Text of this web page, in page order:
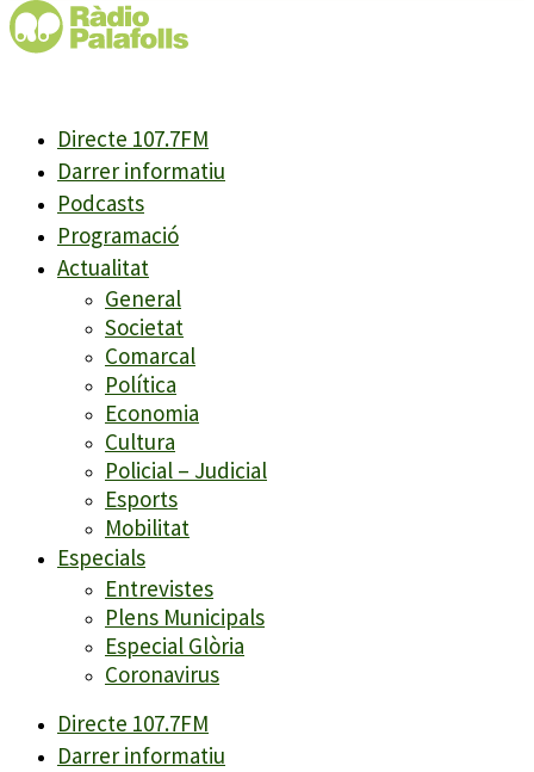
Directe 107.7FM
Darrer informatiu
Podcasts
Programació
Actualitat
General
Societat
Comarcal
Política
Economia
Cultura
Policial – Judicial
Esports
Mobilitat
Especials
Entrevistes
Plens Municipals
Especial Glòria
Coronavirus
Directe 107.7FM
Darrer informatiu